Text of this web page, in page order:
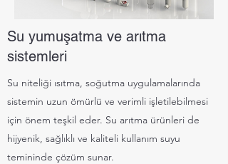
Su yumuşatma ve arıtma
sistemleri
Su niteliği ısıtma, soğutma uygulamalarında
sistemin uzun ömürlü ve verimli işletilebilmesi
için önem teşkil eder. Su arıtma ürünleri de
hijyenik, sağlıklı ve kaliteli kullanım suyu
temininde çözüm sunar.